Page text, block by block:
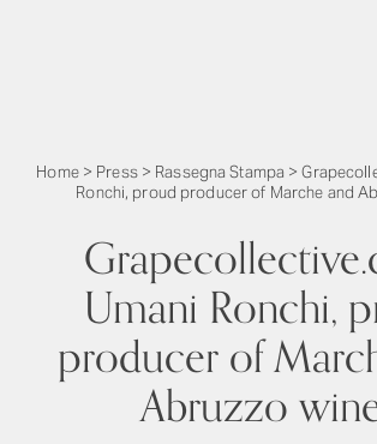
Home> Press> Rassegna Stampa >
Ronchi, proud producer of Marche and
Umani Ronchi,
producer of
Abruzzo